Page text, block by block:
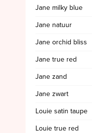
SALE Ten Cate
Jane milky blue
Jane natuur
Jane orchid bliss
Jane true red
Jane zand
Jane zwart
Louie satin taupe
Louie true red